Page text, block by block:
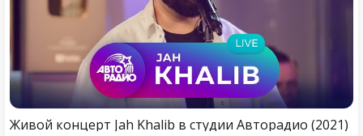
Живой концерт Jah Khalib в студии Авторадио (2021)